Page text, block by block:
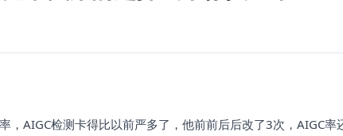
，AIGC检测卡得比以前严多了，他前前后后改了3次，AIGC率